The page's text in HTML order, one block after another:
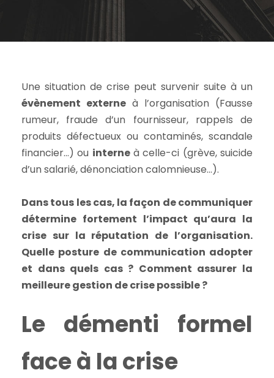
Une situation de crise peut survenir suite à un
évènement externe à l’organisation (Fausse
rumeur, fraude d’un fournisseur, rappels de
produits défectueux ou contaminés, scandale
financier…) ou interneà celle-ci (grève, suicide
d’un salarié, dénonciation calomnieuse…).
Dans tous les cas, la façon de communiquer
détermine fortement l’impact qu’aura la
crise sur la réputation de l’organisation.
Quelle posture de communication adopter
et dans quels cas ? Comment assurer la
meilleure gestion de crise possible ?
Le démenti formel
face à la crise